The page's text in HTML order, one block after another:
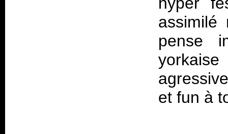
assimilé
pense